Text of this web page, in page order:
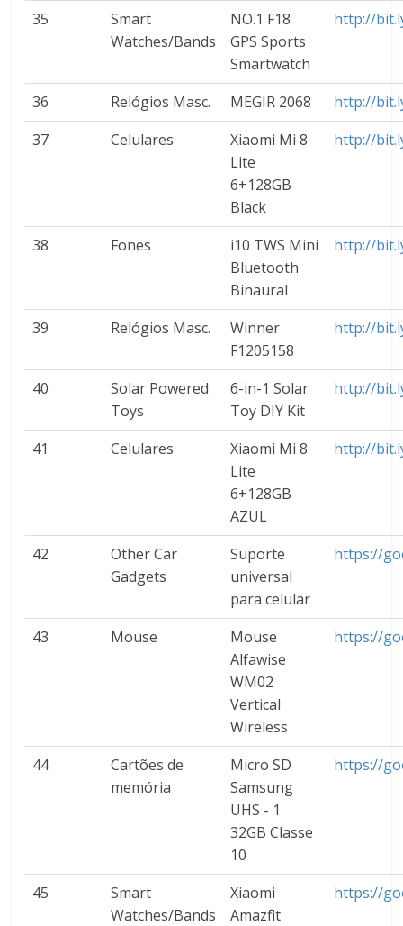
35
Smart
Watches/Bands
NO.1 F18
GPS Sports
Smartwatch
http://
36 Relógios Masc. MEGIR 2068
http://
37
Celulares
Xiaomi Mi 8
Lite
6+128GB
Black
http://
38 Fones
i10 TWS Mini
Bluetooth
Binaural
http://
39 Relógios Masc.
Winner
F1205158
http://
40
Solar Powered
Toys
6-in-1 Solar
Toy DIY Kit
http://
41 Celulares
Xiaomi Mi 8
Lite
6+128GB
AZUL
http://
42
Other Car
Gadgets
Suporte
universal
para celular
https://
43 Mouse
Mouse
Alfawise
WM02
Vertical
Wireless
https://
44
Cartões de
memória
Micro SD
Samsung
UHS - 1
32GB Classe
10
https://
45
Smart
Watches/Bands
Xiaomi
Amazfit
https://